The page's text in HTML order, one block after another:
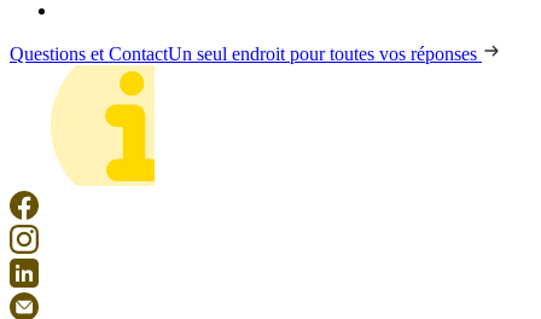
Questions et ContactUn seul endroit pour toutes vos réponses